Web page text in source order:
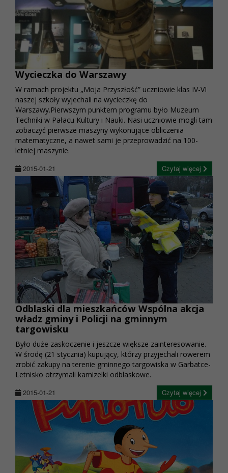
Wycieczka do Warszawy
W ramach projektu „Moja Przyszłość” uczniowie klas IV-VI
naszej szkoły wyjechali na wycieczkę do
Warszawy.Pierwszym punktem programu było Muzeum
Techniki w Pałacu Kultury i Nauki. Nasi uczniowie mogli tam
zobaczyć pierwsze maszyny wykonujące obliczenia
matematyczne, a nawet sami je przeprowadzić na 100-
letniej maszynie.
2015-01-21
Czytaj więcej
Odblaski dla mieszkańców Wspólna akcja
władz gminy i Policji na gminnym
targowisku
Było duże zaskoczenie i jeszcze większe zainteresowanie.
W środę (21 stycznia) kupujący, którzy przyjechali rowerem
zrobić zakupy na terenie gminnego targowiska w Garbatce-
Letnisko otrzymali kamizelki odblaskowe.
2015-01-21
Czytaj więcej